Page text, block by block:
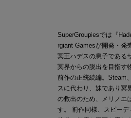
SuperGroupiesでは『
rgiant Gamesが開発・発
冥王ハデスの息子である
冥界からの脱出を目指す
前作の正統続編。Steam
スに代わり、妹であり
の救出のため、メリノエ
す。 前作同様、スピー